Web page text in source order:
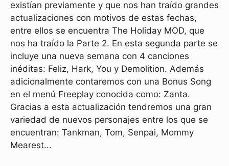
existían previamente y que nos han traído grandes
actualizaciones con motivos de estas fechas,
entre ellos se encuentra The Holiday MOD, que
nos ha traído la Parte 2. En esta segunda parte se
incluye una nueva semana con 4 canciones
inéditas: Feliz, Hark, You y Demolition. Además
adicionalmente contaremos con una Bonus Song
en el menú Freeplay conocida como: Zanta.
Gracias a esta actualización tendremos una gran
variedad de nuevos personajes entre los que se
encuentran: Tankman, Tom, Senpai, Mommy
Mearest...